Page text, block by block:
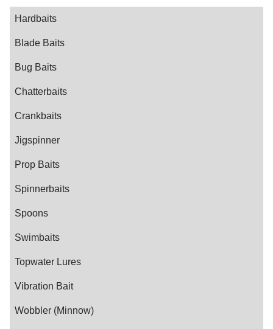
Hardbaits
Blade Baits
Bug Baits
Chatterbaits
Crankbaits
Jigspinner
Prop Baits
Spinnerbaits
Spoons
Swimbaits
Topwater Lures
Vibration Bait
Wobbler (Minnow)